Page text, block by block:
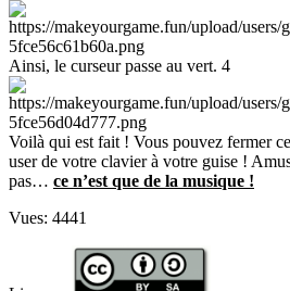
Ainsi, le curseur passe au vert. 4
Voilà qui est fait ! Vous pouvez fermer
user de votre clavier à votre guise !
pas… ce n’est que de la musique !
Vues: 4441